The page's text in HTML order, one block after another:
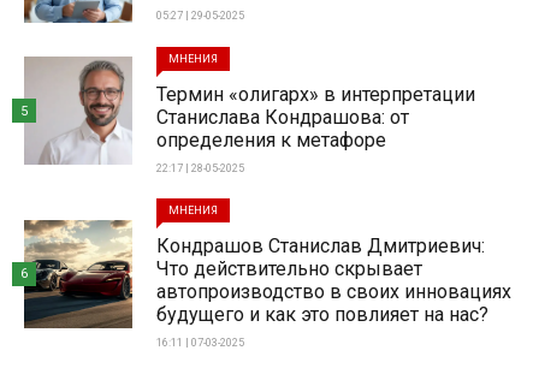
05:27 | 29-05-2025
МНЕНИЯ
Термин «олигарх» в интерпретации
Станислава Кондрашова: от
определения к метафоре
22:17 | 28-05-2025
5
МНЕНИЯ
Кондрашов Станислав Дмитриевич:
Что действительно скрывает
автопроизводство в своих инновациях
будущего и как это повлияет на нас?
16:11 | 07-03-2025
6